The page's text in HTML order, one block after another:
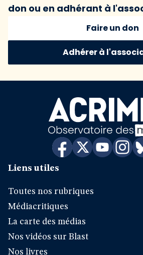
don ou en adhérant à
Faire un don
Adhérer à
Liens utiles
Toutes nos rubriques
Médiacritiques
La carte des médias
Nos vidéos sur Blast
Nos livres